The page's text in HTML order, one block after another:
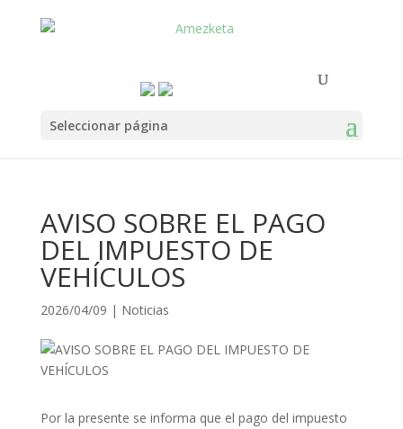
Seleccionar página
AVISO SOBRE EL PAGO
DEL IMPUESTO DE
VEHÍCULOS
2026/04/09 | Noticias
Por la presente se informa que el pago del impuesto